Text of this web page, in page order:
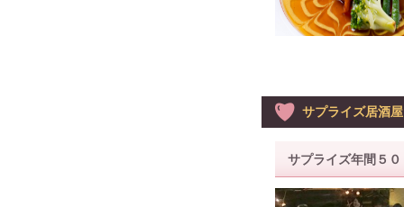
サプライズ居酒
サプライズ年間５